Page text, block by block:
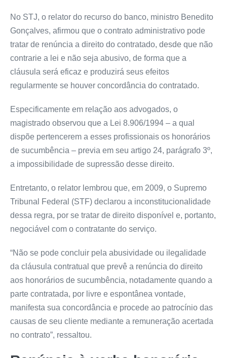
No STJ, o relator do recurso do banco, ministro Benedito
Gonçalves, afirmou que o contrato administrativo pode
tratar de renúncia a direito do contratado, desde que não
contrarie a lei e não seja abusivo, de forma que a
cláusula será eficaz e produzirá seus efeitos
regularmente se houver concordância do contratado.
Especificamente em relação aos advogados, o
magistrado observou que a Lei 8.906/1994 – a qual
dispõe pertencerem a esses profissionais os honorários
de sucumbência – previa em seu artigo 24, parágrafo 3º,
a impossibilidade de supressão desse direito.
Entretanto, o relator lembrou que, em 2009, o Supremo
Tribunal Federal (STF) declarou a inconstitucionalidade
dessa regra, por se tratar de direito disponível e, portanto,
negociável com o contratante do serviço.
“Não se pode concluir pela abusividade ou ilegalidade
da cláusula contratual que prevê a renúncia do direito
aos honorários de sucumbência, notadamente quando a
parte contratada, por livre e espontânea vontade,
manifesta sua concordância e procede ao patrocínio das
causas de seu cliente mediante a remuneração acertada
no contrato”, ressaltou.